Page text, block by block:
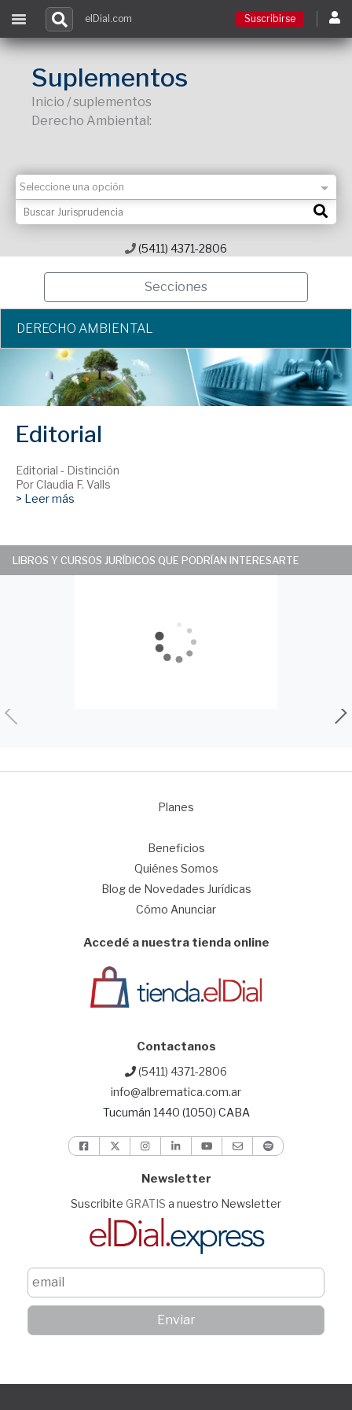
elDial.com Suscribirse
Suplementos
Inicio / suplementos
Derecho Ambiental:
(5411) 4371-2806
Secciones
DERECHO AMBIENTAL
Editorial
Editorial - Distinción
Por Claudia F. Valls
> Leer más
LIBROS Y CURSOS JURÍDICOS QUE PODRÍAN INTERESARTE
Planes
Beneficios
Quiénes Somos
Blog de Novedades Jurídicas
Cómo Anunciar
Accedé a nuestra tienda online
Contactanos
(5411) 4371-2806
info@albrematica.com.ar
Tucumán 1440 (1050) CABA
Newsletter
Suscribite GRATIS a nuestro Newsletter